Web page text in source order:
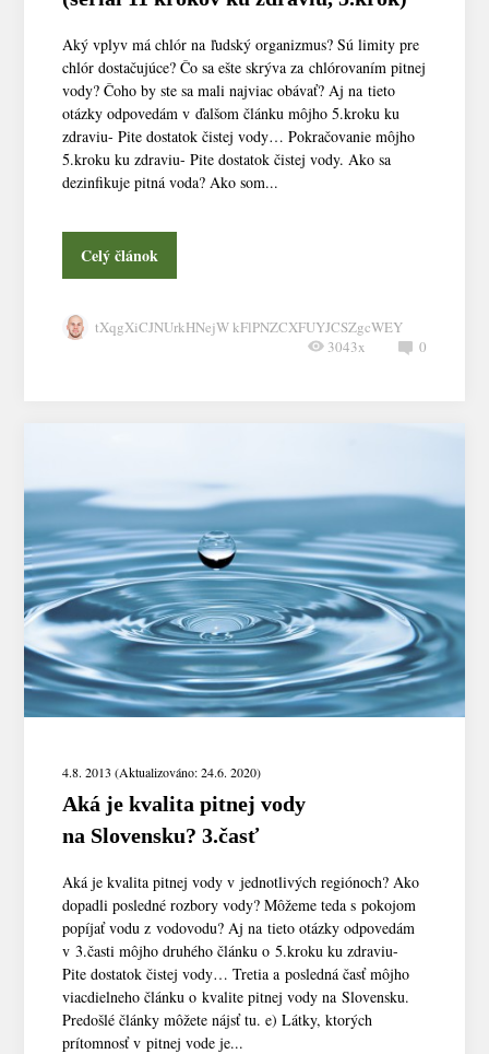
Aký vplyv má chlór na ľudský organizmus? Sú limity pre
chlór dostačujúce? Čo sa ešte skrýva za chlórovaním pitnej
vody? Čoho by ste sa mali najviac obávať? Aj na tieto
otázky odpovedám v ďalšom článku môjho 5.kroku ku
zdraviu- Pite dostatok čistej vody… Pokračovanie môjho
5.kroku ku zdraviu- Pite dostatok čistej vody. Ako sa
dezinfikuje pitná voda? Ako som...
Celý článok
tXqgXiCJNUrkHNejW kFlPNZCXFUYJCSZgcWEY
0
3043x
4.8. 2013 (Aktualizováno: 24.6. 2020)
Aká je kvalita pitnej vody
na Slovensku? 3.časť
Aká je kvalita pitnej vody v jednotlivých regiónoch? Ako
dopadli posledné rozbory vody? Môžeme teda s pokojom
popíjať vodu z vodovodu? Aj na tieto otázky odpovedám
v 3.časti môjho druhého článku o 5.kroku ku zdraviu-
Pite dostatok čistej vody… Tretia a posledná časť môjho
viacdielneho článku o kvalite pitnej vody na Slovensku.
Predošlé články môžete nájsť tu. e) Látky, ktorých
prítomnosť v pitnej vode je...